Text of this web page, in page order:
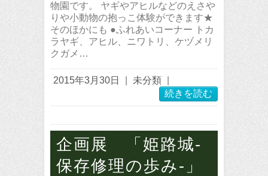
物園です。 ヤギやアヒルなどのえさや
りや小動物の抱っこ体験ができます★
そのほかにも ●ふれあいコーナー トカ
ラヤギ、アヒル、ニワトリ、ケヅメリ
クガメ…
2015年3月30日 未分類
続きを読む
企画展 「姫路城-
保存修理の歩み-」